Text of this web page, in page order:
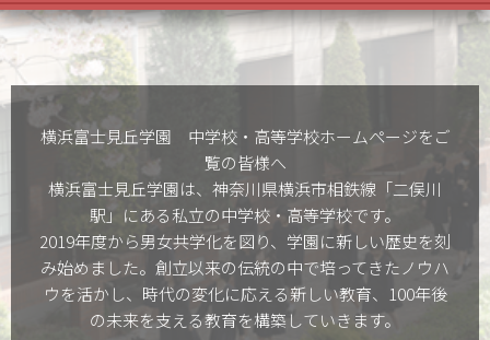
横浜富士見丘学園 中学校・高等学校ホームぺージをご
覧の皆様へ
横浜富士見丘学園は、神奈川県横浜市相鉄線「二俣川
駅」にある私立の中学校・高等学校です。
2019年度から男女共学化を図り、学園に新しい歴史を刻
み始めました。創立以来の伝統の中で培ってきたノウハ
ウを活かし、時代の変化に応える新しい教育、100年後
の未来を支える教育を構築していきます。